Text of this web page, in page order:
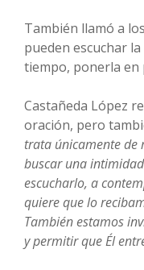
También llamó a
pueden escuchar
tiempo, ponerla en
Castañeda López
oración, pero
trata únicamente de
buscar una
escucharlo, a
quiere que lo
También estamos
y permitir que Él